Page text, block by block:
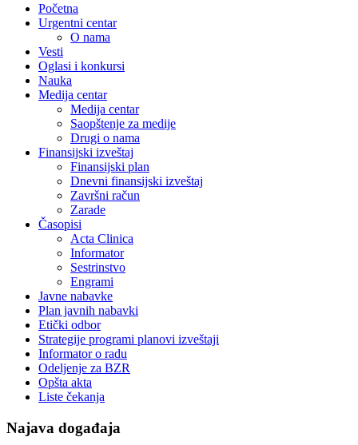
Početna
Urgentni centar
O nama
Vesti
Oglasi i konkursi
Nauka
Medija centar
Medija centar
Saopštenje za medije
Drugi o nama
Finansijski izveštaj
Finansijski plan
Dnevni finansijski izveštaj
Završni račun
Zarade
Časopisi
Acta Clinica
Informator
Sestrinstvo
Engrami
Javne nabavke
Plan javnih nabavki
Etički odbor
Strategije programi planovi izveštaji
Informator o radu
Odeljenje za BZR
Opšta akta
Liste čekanja
Najava događaja